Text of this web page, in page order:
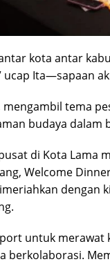
kota antar
ucap Ita—sapaan
tema
budaya dalam
di Kota
Welcome
dengan
untuk
berkolaborasi.